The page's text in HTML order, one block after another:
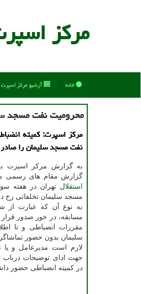
مركز
خانه آرشیو مركز اسپرت
محرومیت نفت مسجد
مركز اسپرت: كمیته
نفت مسجد سلیمان را
به گزارش مركز اسپرت
گزارش مقام های رسمی
استقلال تهران در هفته
مسجد سلیمان تخلفاتی رخ
به نوع آن كه عبارت از
مقررات انضباطی و تا
سلیمان بدون حضور
لازم است مدیرعامل و یا
در كمیته انضباطی حضور